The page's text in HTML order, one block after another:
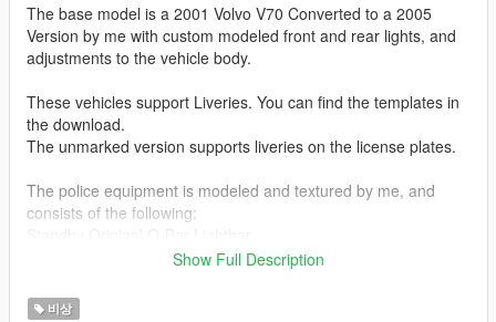
The base model is a 2001 Volvo V70 Converted to a 2005
Version by me with custom modeled front and rear lights, and
adjustments to the vehicle body.
These vehicles support Liveries. You can find the templates in
the download.
The unmarked version supports liveries on the license plates.
The police equipment is modeled and textured by me, and
consists of the following:
Standby BL76 Bumper Leds
Swedish Police wide angle mirror on the passenger side
Show Full Description
비상